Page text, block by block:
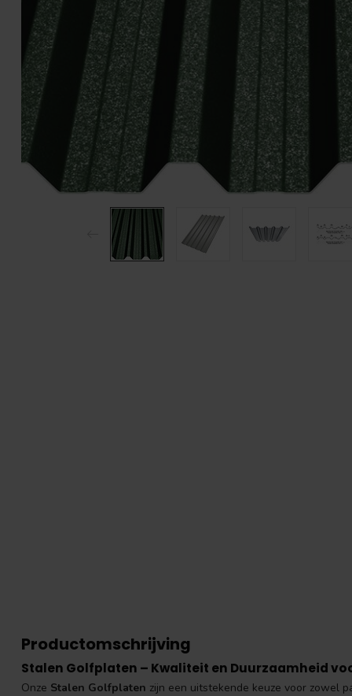
Productomschrijving
Stalen Golfplaten – Kwaliteit en Duurzaamheid
Onze Stalen Golfplaten zijn een uitstekende keuze voor zowel